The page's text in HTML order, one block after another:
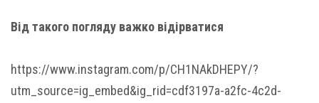
Від такого погляду важко відірватися
https://www.instagram.com/p/CH1NAkDHEPY/?
utm_source=ig_embed&ig_rid=cdf3197a-a2fc-4c2d-